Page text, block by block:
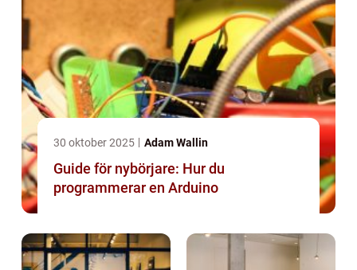
30 oktober 2025 Adam Wallin
Guide för nybörjare: Hur du
programmerar en Arduino